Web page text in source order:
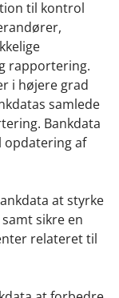
til kontrol
rapportering.
i højere grad
samlede
Bankdata
opdatering af
at styrke
sikre en
relateret til